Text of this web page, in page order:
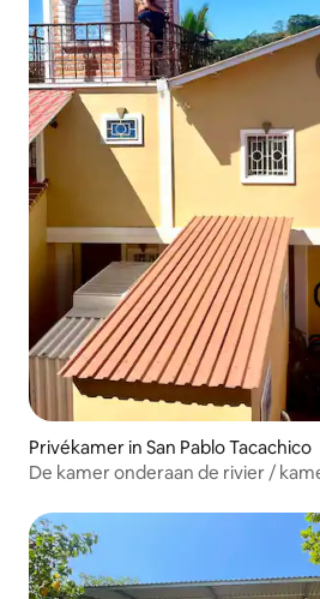
Privékamer in San Pablo Tacachico
De kamer onderaan de rivier /